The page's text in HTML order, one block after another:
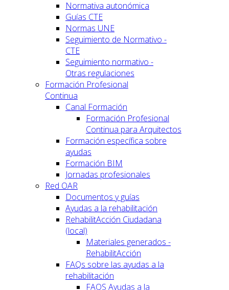
Normativa autonómica
Guías CTE
Normas UNE
Seguimiento de Normativo -
CTE
Seguimiento normativo -
Otras regulaciones
Formación Profesional
Continua
Canal Formación
Formación Profesional
Continua para Arquitectos
Formación específica sobre
ayudas
Formación BIM
Jornadas profesionales
Red OAR
Documentos y guías
Ayudas a la rehabilitación
RehabilitAcción Ciudadana
(local)
Materiales generados -
RehabilitAcción
FAQs sobre las ayudas a la
rehabilitación
FAQS Ayudas a la